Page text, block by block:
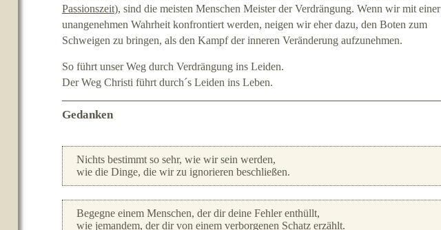
Passionszeit), sind die meisten Menschen Meister der Verdrängung. Wenn wir mit einer
unangenehmen Wahrheit konfrontiert werden, neigen wir eher dazu, den Boten zum
Schweigen zu bringen, als den Kampf der inneren Veränderung aufzunehmen.
So führt unser Weg durch Verdrängung ins Leiden.
Der Weg Christi führt durch´s Leiden ins Leben.
Gedanken
Nichts bestimmt so sehr, wie wir sein werden,
wie die Dinge, die wir zu ignorieren beschließen.
Begegne einem Menschen, der dir deine Fehler enthüllt,
wie jemandem, der dir von einem verborgenen Schatz erzählt.